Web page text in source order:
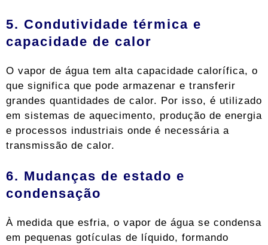
5. Condutividade térmica e
capacidade de calor
O vapor de água tem alta capacidade calorífica, o
que significa que pode armazenar e transferir
grandes quantidades de calor. Por isso, é utilizado
em sistemas de aquecimento, produção de energia
e processos industriais onde é necessária a
transmissão de calor.
6. Mudanças de estado e
condensação
À medida que esfria, o vapor de água se condensa
em pequenas gotículas de líquido, formando